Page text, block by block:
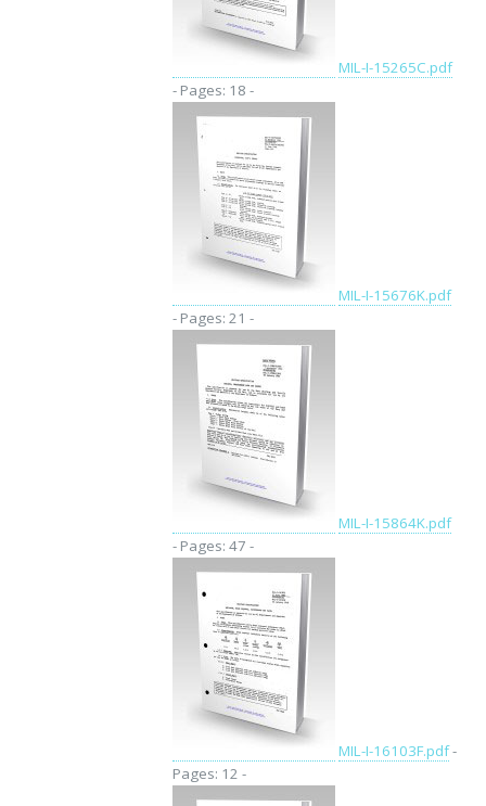
MIL-I-15265C.pdf
- Pages: 18 -
MIL-I-15676K.pdf
- Pages: 21 -
MIL-I-15864K.pdf
- Pages: 47 -
MIL-I-16103F.pdf-
Pages: 12 -